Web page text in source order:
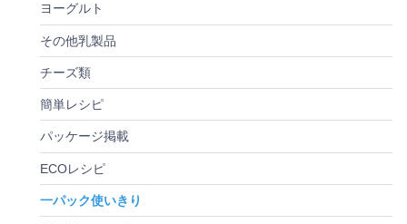
ヨーグルト
その他乳製品
チーズ類
簡単レシピ
パッケージ掲載
ECOレシピ
一パック使いきり